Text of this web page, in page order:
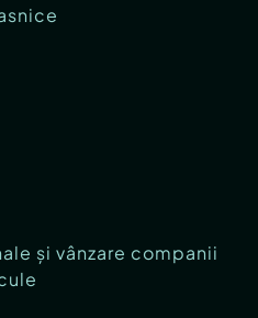
și vânzare companii